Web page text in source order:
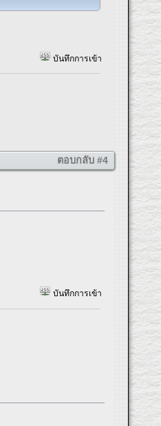
บันทึกการเข้า
ตอบกลับ #4
บันทึกการเข้า